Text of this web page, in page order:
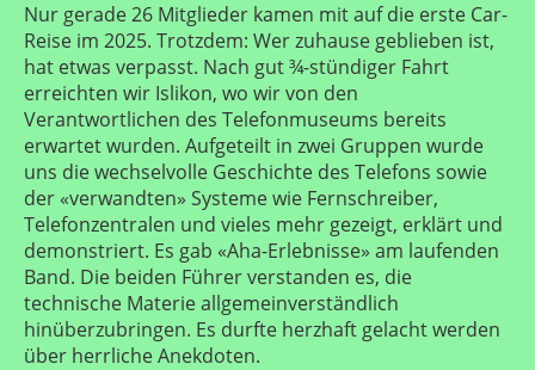
Nur gerade 26 Mitglieder kamen mit auf die erste Car-
Reise im 2025. Trotzdem: Wer zuhause geblieben ist,
hat etwas verpasst. Nach gut ¾-stündiger Fahrt
erreichten wir Islikon, wo wir von den
Verantwortlichen des Telefonmuseums bereits
erwartet wurden. Aufgeteilt in zwei Gruppen wurde
uns die wechselvolle Geschichte des Telefons sowie
der «verwandten» Systeme wie Fernschreiber,
Telefonzentralen und vieles mehr gezeigt, erklärt und
demonstriert. Es gab «Aha-Erlebnisse» am laufenden
Band. Die beiden Führer verstanden es, die
technische Materie allgemeinverständlich
hinüberzubringen. Es durfte herzhaft gelacht werden
über herrliche Anekdoten.